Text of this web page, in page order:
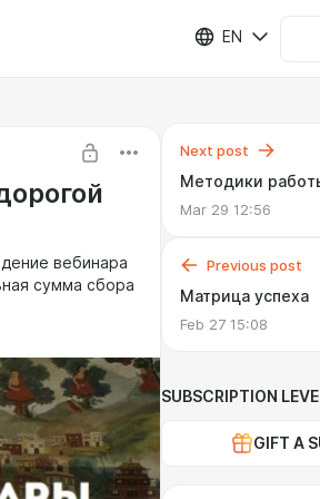
EN
вебинара
сумма сбора
Next post
Методики
Mar 29 12:56
Previous post
Матрица успеха
Feb 27 15:08
SUBSCRIPTION
GIFT A